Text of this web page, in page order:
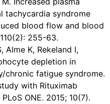
tachycardia syndrome
blood flow and blood
255-63.
Alme K, Rekeland I,
depletion in
chronic fatigue syndrome.
with Rituximab
ONE. 2015; 10(7).